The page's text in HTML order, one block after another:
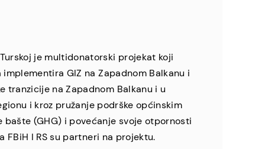
je multidonatorski projekat koji
GIZ na Zapadnom Balkanu i
tranzicije na Zapadnom Balkanu i u
i kroz pružanje podrške općinskim
(GHG) i povećanje svoje otpornosti
I RS su partneri na projektu.